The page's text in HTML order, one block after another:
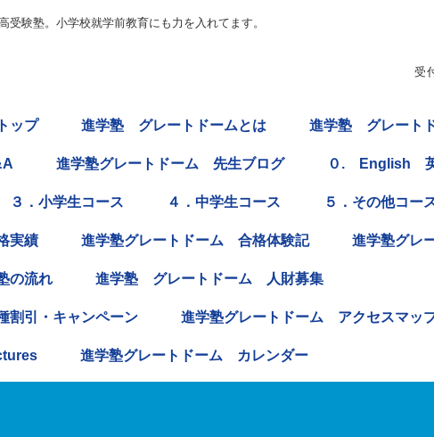
験塾。小学校就学前教育にも力を入れてます。
受
ップ 進学塾 グレートドームとは 進学塾 グレート
進学塾グレートドーム 先生ブログ ０. English
３．小学生コース ４．中学生コース ５．その他コー
実績 進学塾グレートドーム 合格体験記 進学塾グレ
の流れ 進学塾 グレートドーム 人財募集
引・キャンペーン 進学塾グレートドーム アクセスマッ
進学塾グレートドーム カレンダー